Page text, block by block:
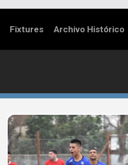
Fixtures Archivo Histórico